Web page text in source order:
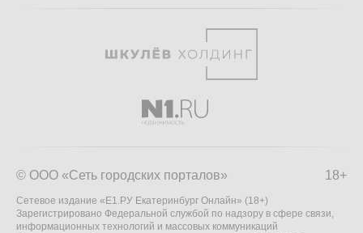
18+
© ООО «Сеть городских порталов»
Сетевое издание «Е1.РУ Екатеринбург Онлайн» (18+)
Зарегистрировано Федеральной службой по надзору в сфере связи,
информационных технологий и массовых коммуникаций